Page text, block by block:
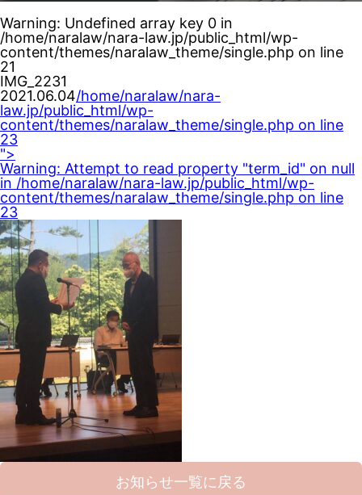
Warning: Undefined array key 0 in
/home/naralaw/nara-law.jp/public_html/wp-
content/themes/naralaw_theme/single.php on line
21
IMG_2231
2021.06.04/home/naralaw/nara-
law.jp/public_html/wp-
content/themes/naralaw_theme/single.php on line
23
">
Warning: Attempt to read property "term_id" on null
in /home/naralaw/nara-law.jp/public_html/wp-
content/themes/naralaw_theme/single.php on line
23
お知らせ一覧に戻る